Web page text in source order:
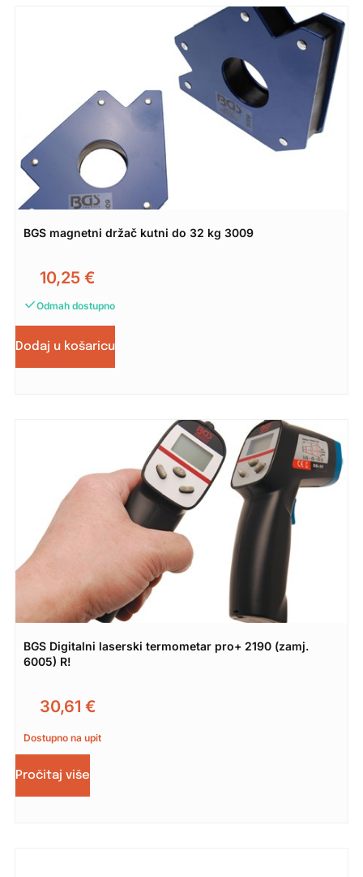
BGS magnetni držač kutni do 32 kg 3009
10,25 €
Odmah dostupno
Dodaj u košaricu
BGS Digitalni laserski termometar pro+ 2190 (zamj.
6005) R!
30,61 €
Dostupno na upit
Pročitaj više